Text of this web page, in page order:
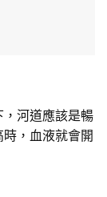
河道應該是暢
，血液就會開